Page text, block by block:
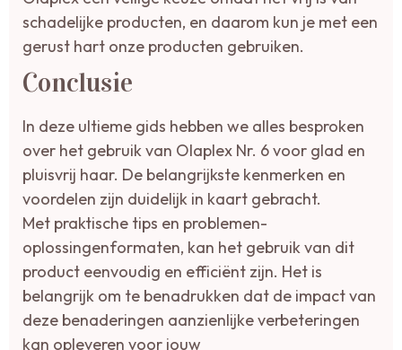
schadelijke producten, en daarom kun je met een
gerust hart onze producten gebruiken.
Conclusie
In deze ultieme gids hebben we alles besproken
over het gebruik van Olaplex Nr. 6 voor glad en
pluisvrij haar. De belangrijkste kenmerken en
voordelen zijn duidelijk in kaart gebracht.
Met praktische tips en problemen-
oplossingenformaten, kan het gebruik van dit
product eenvoudig en efficiënt zijn. Het is
belangrijk om te benadrukken dat de impact van
deze benaderingen aanzienlijke verbeteringen
kan opleveren voor jouw